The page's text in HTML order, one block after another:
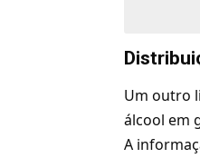
Um outro
álcool em
A